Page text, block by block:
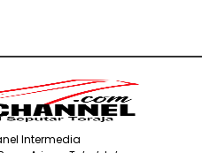
Intermedia